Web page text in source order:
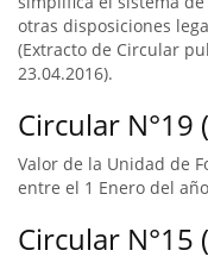
otras disposiciones
(Extracto de Circular
23.04.2016).
Circular
Valor de la Unidad de
entre el 1 Enero del
Circular